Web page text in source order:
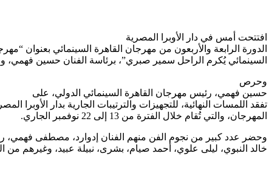
افتتحت أمس في دار الأوبرا المصرية
الدورة الرابعة والأربعون من مهرجان القاهرة السينمائي بعنوان
السينمائي يُكرم الراحل سمير صبري”، برئاسة الفنان حسين
وحرص
حسين فهمي، رئيس مهرجان القاهرة السينمائي الدولي، على
المهرجان، والتي تُقام خلال الفترة من 13 إلى 22 نوفمبر الجاري.
وحضر عدد كبير من نجوم الفن منهم الفنان إدوارد، مصطفى فهمي،
خالد النبوي، ليلى علوي، أحمد صيام، بشرى، نبيلة عبيد، وغيرهم من